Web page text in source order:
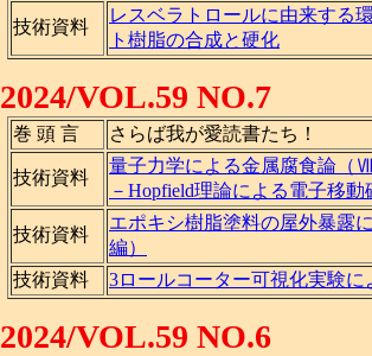
技術資料
レスベラトロールに由来する
ト樹脂の合成と硬化
2024/VOL.59 NO.7
巻 頭 言 さらば我が愛読書たち！
技術資料
量子力学による金属腐食論（
－Hopfield理論による電子移動
技術資料
エポキシ樹脂塗料の屋外暴露
編）
技術資料
3ロールコーター可視化実験に
2024/VOL.59 NO.6